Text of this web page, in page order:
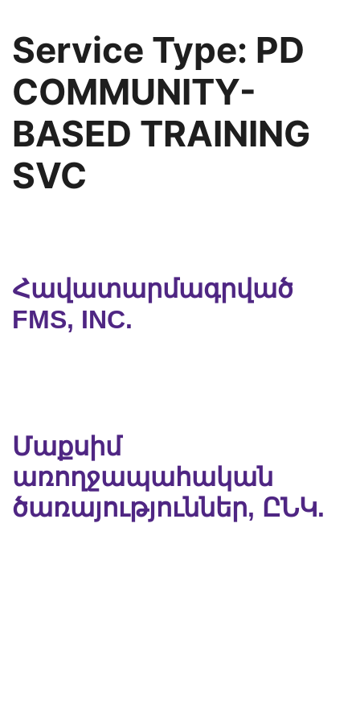
Service Type: PD
COMMUNITY-
BASED TRAINING
SVC
Հավատարմագրված
FMS, INC.
Մաքսիմ
առողջապահական
ծառայություններ, ԸՆԿ.